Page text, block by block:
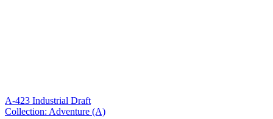
A-423 Industrial Draft
Collection: Adventure (A)